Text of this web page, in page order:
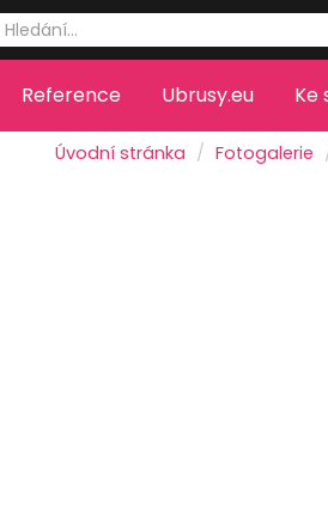
Reference Ubrusy.eu Ke
Úvodní stránka Fotogalerie